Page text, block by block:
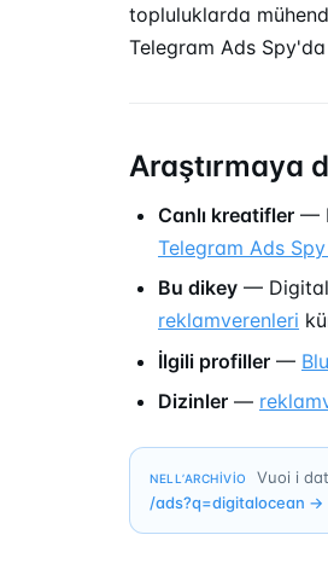
topluluklarda
Telegram Ads Spy'da
Araştırmaya
Canlı kreatifler —
Telegram Ads
Bu dikey —
reklamverenleri
İlgili profiller —
Dizinler —
NELL’ARCHIVIO
Vuoi i
/ads?q=digitalocean →